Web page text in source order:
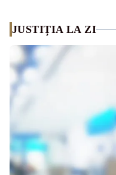
JUSTIȚIA LA ZI